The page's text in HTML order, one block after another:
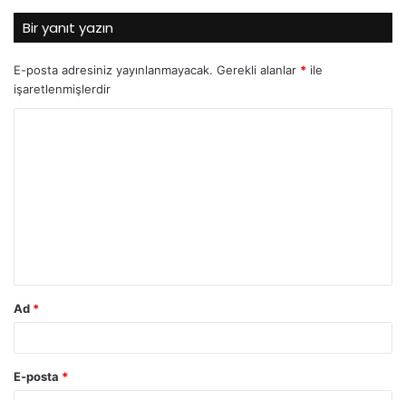
Bir yanıt yazın
E-posta adresiniz yayınlanmayacak. Gerekli alanlar * ile
işaretlenmişlerdir
Ad *
E-posta *